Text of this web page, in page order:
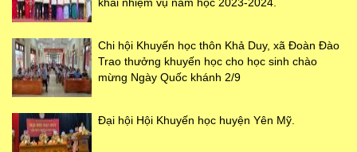
khai nhiệm vụ năm học 2023-2024.
Chi hội Khuyến học thôn Khả Duy, xã Đoàn Đào
Trao thưởng khuyến học cho học sinh chào
mừng Ngày Quốc khánh 2/9
Đại hội Hội Khuyến học huyện Yên Mỹ.